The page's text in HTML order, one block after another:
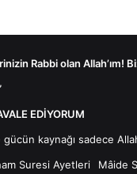
Rabbi olan Allah’ım!
EDİYORUM
Suresi Ayetleri Mâide